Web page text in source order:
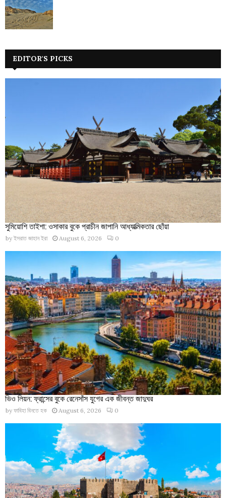
EDITOR'S PICKS
সুমিয়োশি তাইশা: ওসাকার বুকে প্রাচীন জাপানি আধ্যাত্মিকতার ছোঁয়া
by ইসরাত জাহান ইরা August 6, 2026 0
ভিও লিয়ন: ফ্রান্সের বুকে রেনেসাঁস যুগের এক জীবন্ত জাদুঘর
by ফাবিহা বিনতে হক August 6, 2026 0